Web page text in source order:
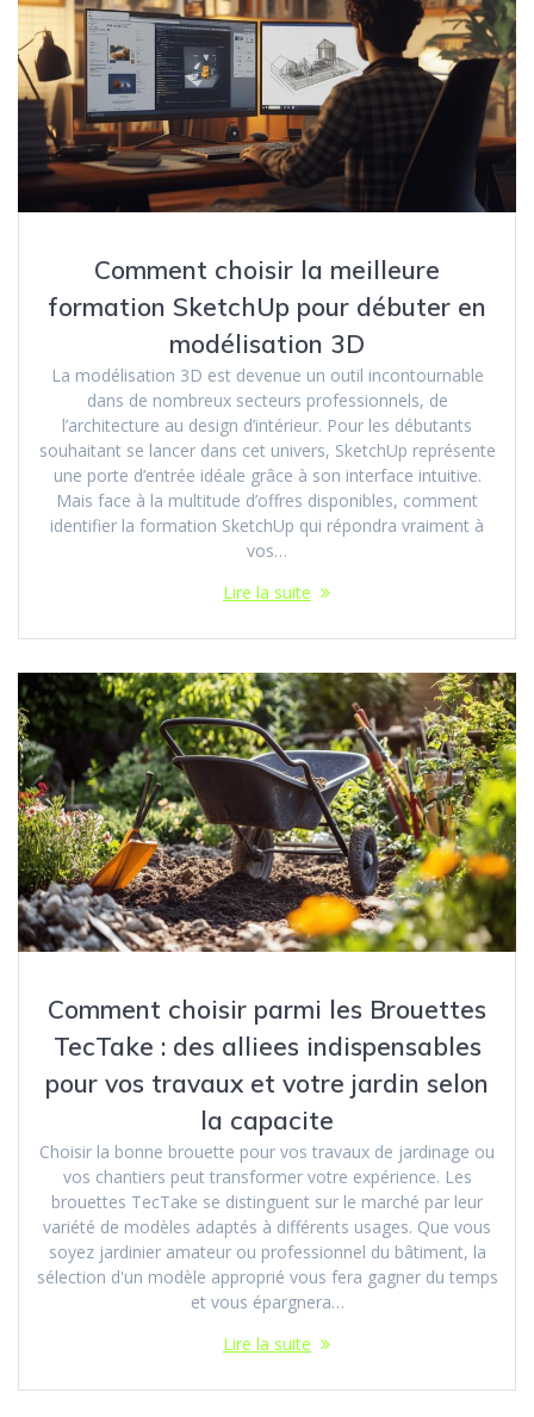
Comment choisir la meilleure
formation SketchUp pour débuter en
modélisation 3D
La modélisation 3D est devenue un outil incontournable
dans de nombreux secteurs professionnels, de
l’architecture au design d’intérieur. Pour les débutants
souhaitant se lancer dans cet univers, SketchUp représente
une porte d’entrée idéale grâce à son interface intuitive.
Mais face à la multitude d’offres disponibles, comment
identifier la formation SketchUp qui répondra vraiment à
vos…
Lire la suite
Comment choisir parmi les Brouettes
TecTake : des alliees indispensables
pour vos travaux et votre jardin selon
la capacite
Choisir la bonne brouette pour vos travaux de jardinage ou
vos chantiers peut transformer votre expérience. Les
brouettes TecTake se distinguent sur le marché par leur
variété de modèles adaptés à différents usages. Que vous
soyez jardinier amateur ou professionnel du bâtiment, la
sélection d'un modèle approprié vous fera gagner du temps
et vous épargnera…
Lire la suite